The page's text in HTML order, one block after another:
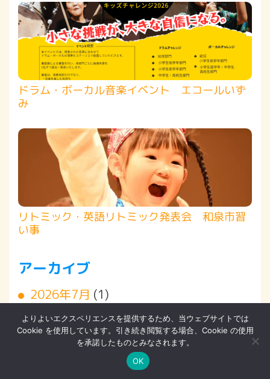
ドラム・ボーカル音楽イベント エコールいず
み
リトミック・英語リトミック発表会 和泉市習
い事
アーカイブ
2026年7月 (1)
2026年6月(2)
2026年4月(1)
よりよいエクスペリエンスを提供するため、当ウェブサイトでは
Cookie を使用しています。引き続き閲覧する場合、Cookie の使用
を承諾したものとみなされます。
OK